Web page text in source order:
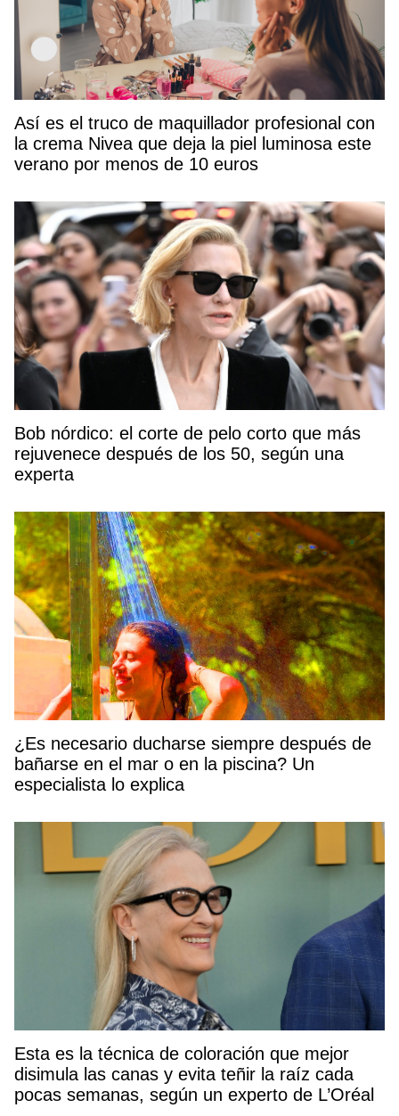
Así es el truco de maquillador profesional con
la crema Nivea que deja la piel luminosa este
verano por menos de 10 euros
Bob nórdico: el corte de pelo corto que más
rejuvenece después de los 50, según una
experta
¿Es necesario ducharse siempre después de
bañarse en el mar o en la piscina? Un
especialista lo explica
Esta es la técnica de coloración que mejor
disimula las canas y evita teñir la raíz cada
pocas semanas, según un experto de L’Oréal